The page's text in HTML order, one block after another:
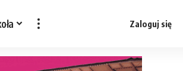
Zaloguj się